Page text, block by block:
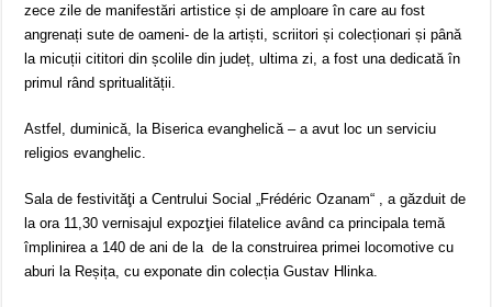
zece zile de manifestări artistice și de amploare în care au fost
angrenați sute de oameni- de la artiști, scriitori și colecționari și până
la micuții cititori din școlile din județ, ultima zi, a fost una dedicată în
primul rând spritualității.
Astfel, duminică, la Biserica evanghelică – a avut loc un serviciu
religios evanghelic.
Sala de festivităţi a Centrului Social „Frédéric Ozanam“ , a găzduit de
la ora 11,30 vernisajul expozţiei filatelice având ca principala temă
împlinirea a 140 de ani de la de la construirea primei locomotive cu
aburi la Reșița, cu exponate din colecția Gustav Hlinka.